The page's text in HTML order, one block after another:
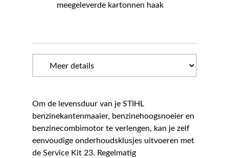
meegeleverde kartonnen haak
Om de levensduur van je STIHL
benzinekantenmaaier, benzinehoogsnoeier en
benzinecombimotor te verlengen, kan je zelf
eenvoudige onderhoudsklusjes uitvoeren met
de Service Kit 23. Regelmatig